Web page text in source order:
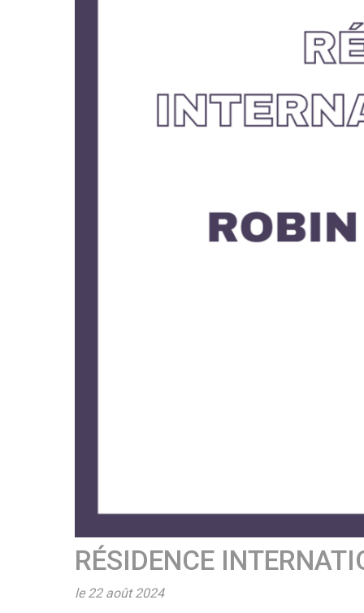
RÉSIDENCE
le 22 août 2024